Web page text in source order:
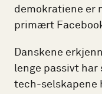
demokratiene er
primært
Danskene
lenge passivt har
tech-selskapene